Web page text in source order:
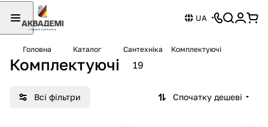
UA
Головна Каталог Сантехніка Комплектуючі
Комплектуючі 19
Всі фільтри Спочатку дешеві